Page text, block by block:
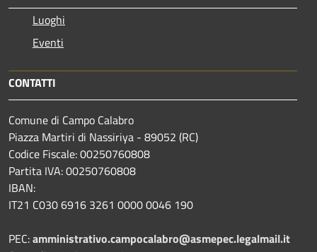
Luoghi
Eventi
CONTATTI
Comune di Campo Calabro
Piazza Martiri di Nassiriya - 89052 (RC)
Codice Fiscale: 00250760808
Partita IVA: 00250760808
IBAN:
IT21 C030 6916 3261 0000 0046 190
PEC:amministrativo.campocalabro@asmepec.legalmail.it